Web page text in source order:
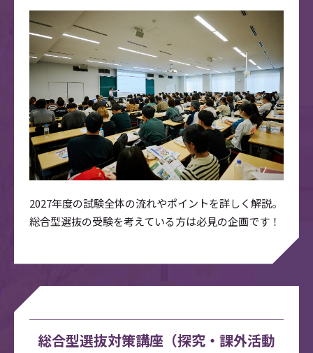
2027年度の試験全体の流れやポイントを詳しく解説。
総合型選抜の受験を考えている方は必見の企画です！
総合型選抜対策講座（探究・課外活動